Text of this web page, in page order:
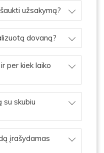
užsakymą?
dovaną?
per kiek laiko
su skubiu
įrašydamas